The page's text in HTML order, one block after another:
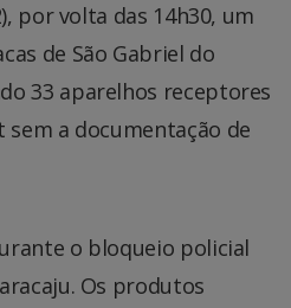
por volta das 14h30, um
de São Gabriel do
33 aparelhos receptores
sem a documentação de
o bloqueio policial
Os produtos